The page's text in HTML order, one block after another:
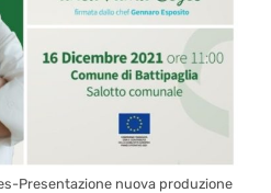
Presentazione nuova produzione